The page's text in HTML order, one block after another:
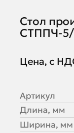
Стол
СТППЧ-
Цена, с
Артикул
Длина, мм
Ширина, мм